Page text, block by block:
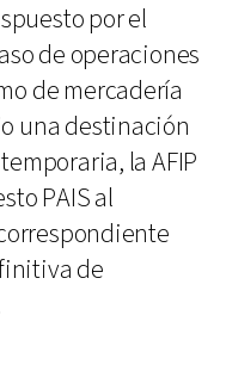
por el
de operaciones
de mercadería
una destinación
la AFIP
PAIS al
de